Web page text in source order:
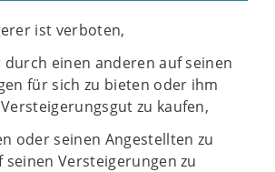
ist verboten,
durch einen anderen auf seinen
für sich zu bieten oder ihm
zu kaufen,
oder seinen Angestellten zu
seinen Versteigerungen zu